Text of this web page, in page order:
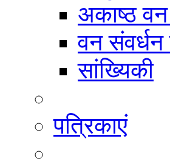
अकाष्ठ वन
वन
सांख्यिकी
पत्रिकाएं